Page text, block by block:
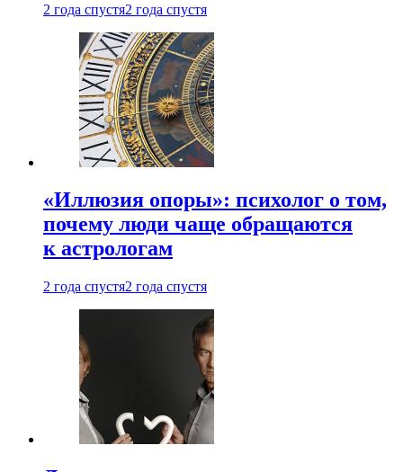
2 года спустя2 года спустя
«Иллюзия опоры»: психолог о том,
почему люди чаще обращаются
к астрологам
2 года спустя2 года спустя